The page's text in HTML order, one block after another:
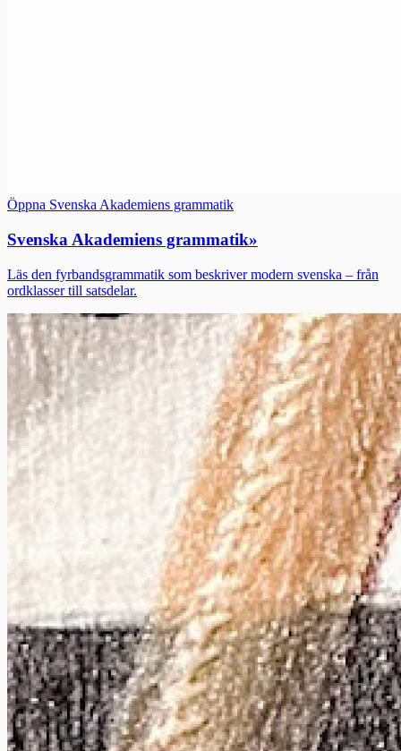
Öppna Svenska Akademiens grammatik
Svenska Akademiens grammatik»
Läs den fyrbandsgrammatik som beskriver modern svenska – från
ordklasser till satsdelar.